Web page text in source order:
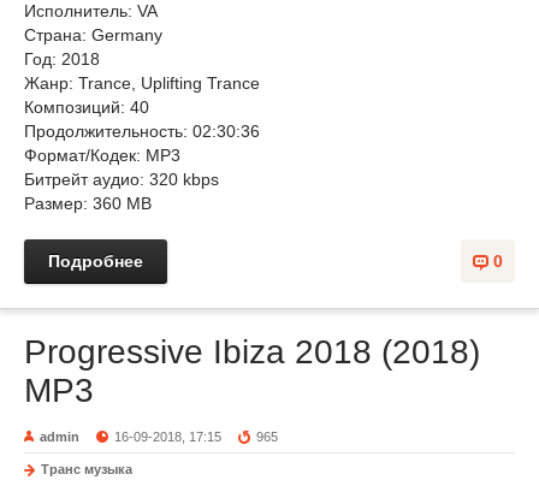
Исполнитель: VA
Страна: Germany
Год: 2018
Жанр: Trance, Uplifting Trance
Композиций: 40
Продолжительность: 02:30:36
Формат/Кодек: MP3
Битрейт аудио: 320 kbps
Размер: 360 MB
0
Подробнее
Progressive Ibiza 2018 (2018)
MP3
admin 16-09-2018, 17:15 965
Транс музыка